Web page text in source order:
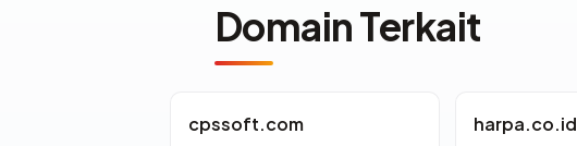
Domain Terkait
cpssoft.com harpa.co.id